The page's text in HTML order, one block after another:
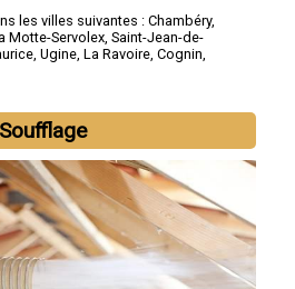
les villes suivantes : Chambéry,
Motte-Servolex, Saint-Jean-de-
, Ugine, La Ravoire, Cognin,
Soufflage